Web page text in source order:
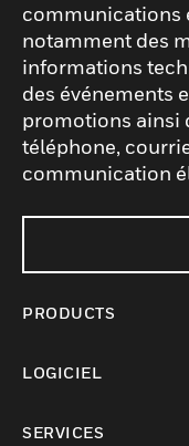
communications
notamment des
informations
des événements
promotions ainsi
téléphone,
communication
PRODUCTS
LOGICIEL
SERVICES